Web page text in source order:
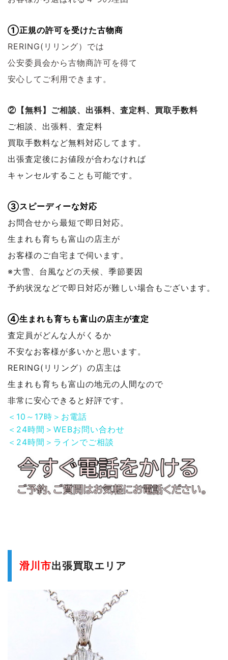
①正規の許可を受けた古物商
RERING(リリング）では
公安委員会から古物商許可を得て
安心してご利用できます。
②【無料】ご相談、出張料、査定料、買取手数料
ご相談、出張料、査定料
買取手数料など無料対応してます。
出張査定後にお値段が合わなければ
キャンセルすることも可能です。
③スピーディーな対応
お問合せから最短で即日対応。
生まれも育ちも富山の店主が
お客様のご自宅まで伺います。
※大雪、台風などの天候、季節要因
予約状況などで即日対応が難しい場合もございます。
④生まれも育ちも富山の店主が査定
査定員がどんな人がくるか
不安なお客様が多いかと思います。
RERING(リリング）の店主は
生まれも育ちも富山の地元の人間なので
非常に安心できると好評です。
＜10～17時＞お電話
＜24時間＞WEBお問い合わせ
＜24時間＞ラインでご相談
滑川市出張買取エリア